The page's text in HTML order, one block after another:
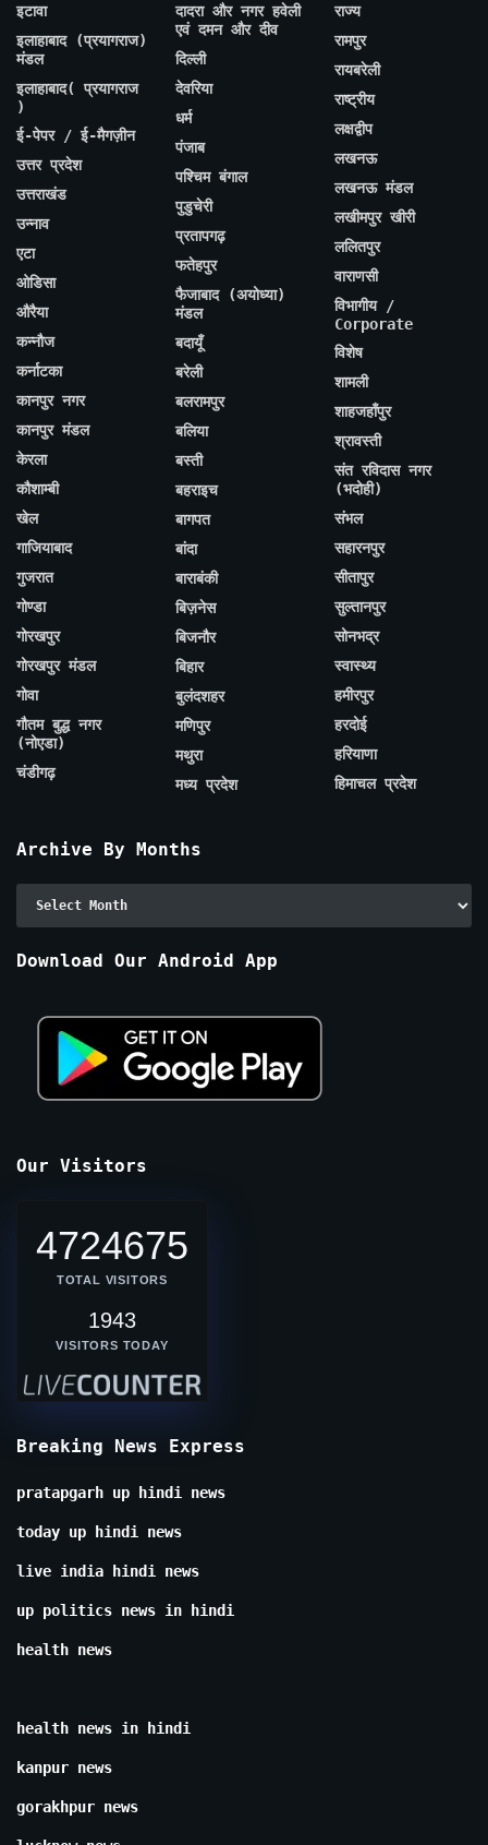
इटावा
इलाहाबाद (प्रयागराज)
मंडल
इलाहाबाद( प्रयागराज
)
ई-पेपर / ई-मैगज़ीन
उत्तर प्रदेश
उत्तराखंड
उन्नाव
एटा
ओडिसा
औरैया
कन्नौज
कर्नाटका
कानपुर नगर
कानपुर मंडल
केरला
कौशाम्बी
खेल
गाजियाबाद
गुजरात
गोण्डा
गोरखपुर
गोरखपुर मंडल
गोवा
गौतम बुद्ध नगर
(नोएडा)
चंडीगढ़
दादरा और नगर हवेली
एवं दमन और दीव
दिल्ली
देवरिया
धर्म
पंजाब
पश्चिम बंगाल
पुडुचेरी
प्रतापगढ़
फतेहपुर
फैजाबाद (अयोध्या)
मंडल
बदायूँ
बरेली
बलरामपुर
बलिया
बस्ती
बहराइच
बागपत
बांदा
बाराबंकी
बिज़नेस
बिजनौर
बिहार
बुलंदशहर
मणिपुर
मथुरा
मध्य प्रदेश
राज्य
रामपुर
रायबरेली
राष्ट्रीय
लक्षद्वीप
लखनऊ
लखनऊ मंडल
लखीमपुर खीरी
ललितपुर
वाराणसी
विभागीय /
Corporate
विशेष
शामली
शाहजहाँपुर
श्रावस्ती
संत रविदास नगर
(भदोही)
संभल
सहारनपुर
सीतापुर
सुल्तानपुर
सोनभद्र
स्वास्थ्य
हमीरपुर
हरदोई
हरियाणा
हिमाचल प्रदेश
Archive By Months
Download Our Android App
Our Visitors
4724675
TOTAL VISITORS
1943
VISITORS TODAY
Breaking News Express
pratapgarh up hindi news
today up hindi news
live india hindi news
up politics news in hindi
health news
health news in hindi
kanpur news
gorakhpur news